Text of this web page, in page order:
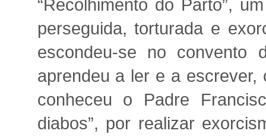
“Recolhimento do Parto”,
perseguida, torturada e
escondeu-se no convento
aprendeu a ler e a
conheceu o Padre
diabos”, por realizar